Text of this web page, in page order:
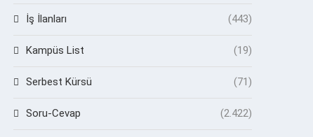
İş İlanları (443)
Kampüs List (19)
Serbest Kürsü (71)
Soru-Cevap (2.422)